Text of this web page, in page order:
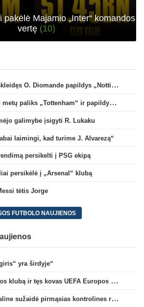
pakėlė Majamio „Inter“ komandos
vertę (10)
„Sporting“ klube atsiskleidęs O. Diomande papildys „Nottingham“ gretas
M. Solomonas po trijų metų paliks „Tottenham“ ir papildys „West Ham“ klubą
galimybe įsigyti R. Lukaku
laimingi, kad turime J. Alvarezą“
persikelti į PSG ekipą
persikėlė į „Arsenal“ klubą
tėtis Jorge
FUTBOLO NAUJIENOS
yra širdyje“
„Gintra“ nustelbė Rygos klubą ir tęs kovas UEFA Europos taurės atrankoje
Vaikinų U15 rinktinė Taline sužaidė pirmąsias kontrolines rungtynes